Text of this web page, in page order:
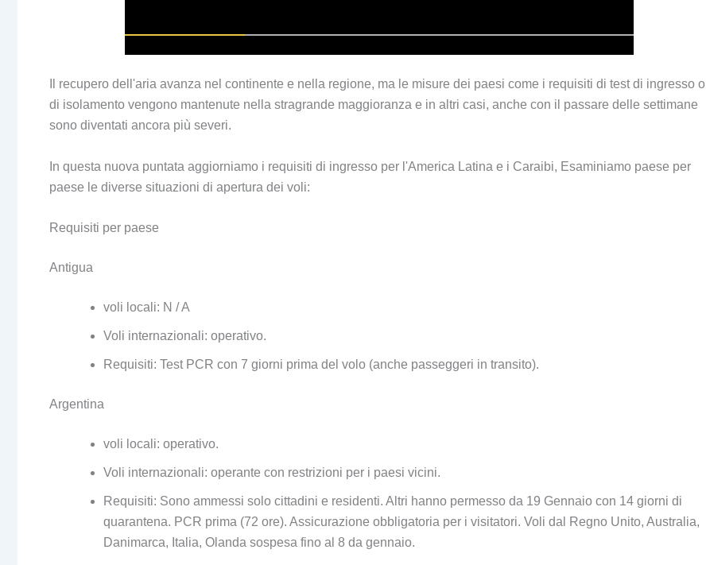
Il recupero dell'aria avanza nel continente e nella regione, ma le misure dei paesi come i requisiti di test di ingresso o
di isolamento vengono mantenute nella stragrande maggioranza e in altri casi, anche con il passare delle settimane
sono diventati ancora più severi.
In questa nuova puntata aggiorniamo i requisiti di ingresso per l'America Latina e i Caraibi, Esaminiamo paese per
paese le diverse situazioni di apertura dei voli:
Requisiti per paese
Antigua
voli locali: N / A
Voli internazionali: operativo.
Requisiti: Test PCR con 7 giorni prima del volo (anche passeggeri in transito).
Argentina
voli locali: operativo.
Voli internazionali: operante con restrizioni per i paesi vicini.
Requisiti: Sono ammessi solo cittadini e residenti. Altri hanno permesso da 19 Gennaio con 14 giorni di
quarantena. PCR prima (72 ore). Assicurazione obbligatoria per i visitatori. Voli dal Regno Unito, Australia,
Danimarca, Italia, Olanda sospesa fino al 8 da gennaio.